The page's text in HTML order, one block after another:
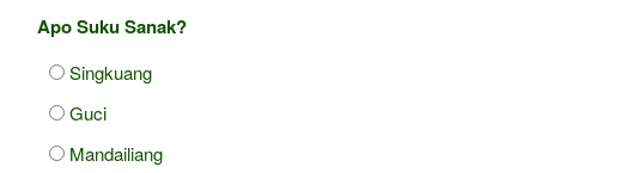
Apo Suku Sanak?
Singkuang
Guci
Mandailiang